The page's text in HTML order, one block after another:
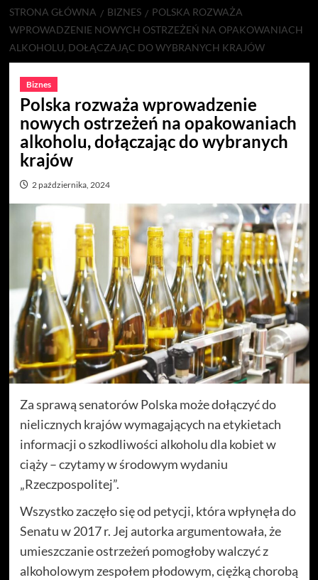
STRONA GŁÓWNA BIZNES
POLSKA ROZWAŻA
WPROWADZENIE NOWYCH OSTRZEŻEŃ NA OPAKOWANIACH
ALKOHOLU, DOŁĄCZAJĄC DO WYBRANYCH KRAJÓW
Biznes
Polska rozważa wprowadzenie
nowych ostrzeżeń na opakowaniach
alkoholu, dołączając do wybranych
krajów
2 października, 2024
Za sprawą senatorów Polska może dołączyć do
nielicznych krajów wymagających na etykietach
informacji o szkodliwości alkoholu dla kobiet w
ciąży – czytamy w środowym wydaniu
„Rzeczpospolitej”.
Wszystko zaczęło się od petycji, która wpłynęła do
Senatu w 2017 r. Jej autorka argumentowała, że
umieszczanie ostrzeżeń pomogłoby walczyć z
alkoholowym zespołem płodowym, ciężką chorobą